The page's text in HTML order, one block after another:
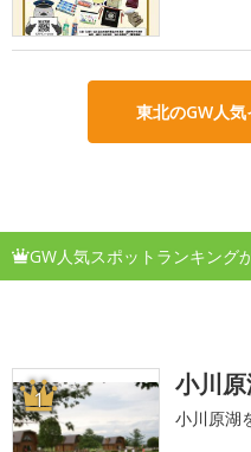
東北のGW人
GW人気スポットランキング
1 小川
小川原湖